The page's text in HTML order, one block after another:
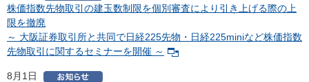
株価指数先物取引の建玉数制限を個別審査により引き上げる際の上
限を撤廃
～ 大阪証券取引所と共同で日経225先物・日経225miniなど株価指数
先物取引に関するセミナーを開催 ～
8月1日